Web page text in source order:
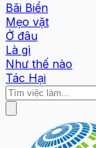
Bãi Biển
Mẹo vặt
Ở đâu
Là gì
Như thế nào
Tác Hại